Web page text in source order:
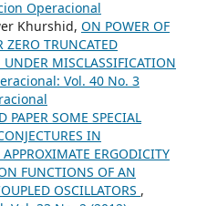
Operacional
Khurshid, ON POWER OF
ZERO TRUNCATED
MISCLASSIFICATION
Vol. 40 No. 3
PAPER SOME SPECIAL
IN
ERGODICITY
FUNCTIONS OF AN
OSCILLATORS ,